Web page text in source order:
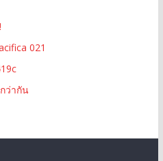
021
ว่ากัน